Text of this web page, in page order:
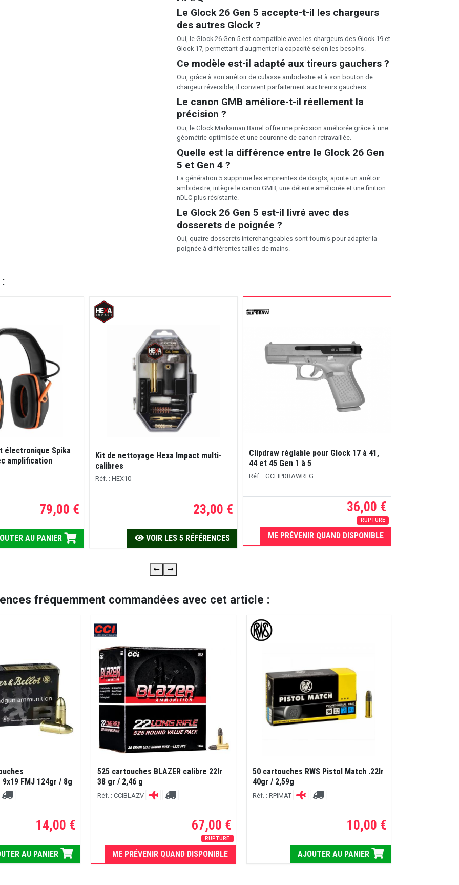
Le Glock 26 Gen 5 accepte-t-il les chargeurs
des autres Glock ?
Oui, le Glock 26 Gen 5 est compatible avec les chargeurs des Glock 19 et
Glock 17, permettant d’augmenter la capacité selon les besoins.
Ce modèle est-il adapté aux tireurs gauchers ?
Oui, grâce à son arrêtoir de culasse ambidextre et à son bouton de
chargeur réversible, il convient parfaitement aux tireurs gauchers.
Le canon GMB améliore-t-il réellement la
précision ?
Oui, le Glock Marksman Barrel offre une précision améliorée grâce à une
géométrie optimisée et une couronne de canon retravaillée.
Quelle est la différence entre le Glock 26 Gen
5 et Gen 4 ?
La génération 5 supprime les empreintes de doigts, ajoute un arrêtoir
ambidextre, intègre le canon GMB, une détente améliorée et une finition
nDLC plus résistante.
Le Glock 26 Gen 5 est-il livré avec des
dosserets de poignée ?
Oui, quatre dosserets interchangeables sont fournis pour adapter la
poignée à différentes tailles de mains.
électronique Spika
amplification
79,00 €
AU PANIER
Kit de nettoyage Hexa Impact multi-
calibres
Réf. : HEX10
23,00 €
VOIR LES 5 RÉFÉRENCES
Clipdraw réglable pour Glock 17 à 41,
44 et 45 Gen 1 à 5
Réf. : GCLIPDRAWREG
36,00 €
RUPTURE
ME PRÉVENIR QUAND DISPONIBLE
fréquemment commandées avec cet article :
9x19 FMJ 124gr / 8g
14,00 €
AU PANIER
525 cartouches BLAZER calibre 22lr
38 gr / 2,46 g
Réf. : CCIBLAZV
67,00 €
RUPTURE
ME PRÉVENIR QUAND DISPONIBLE
50 cartouches RWS Pistol Match .22lr
40gr / 2,59g
Réf. : RPIMAT
10,00 €
AJOUTER AU PANIER